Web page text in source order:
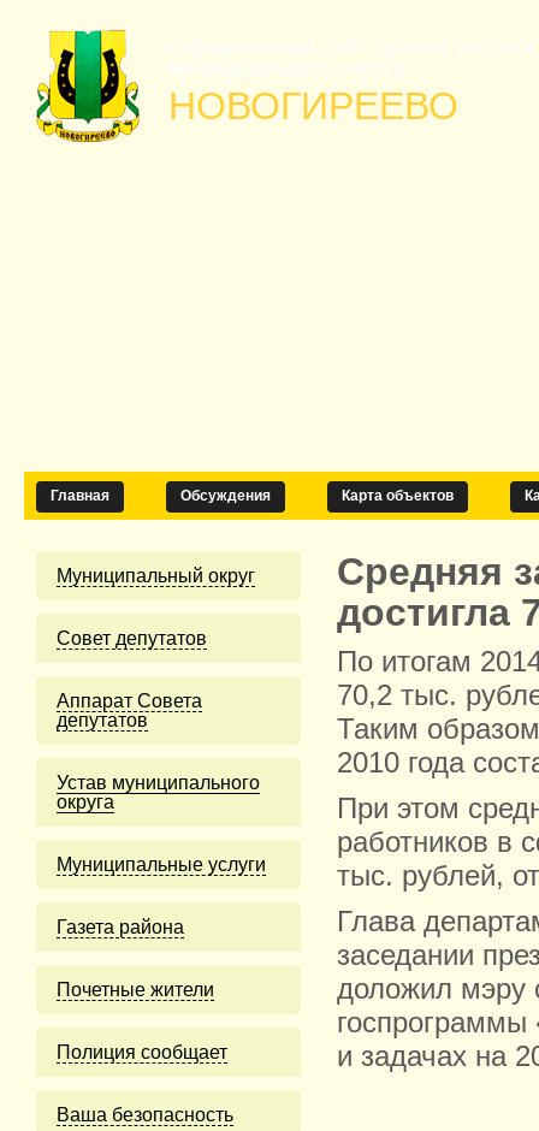
Официальный сайт органов
муниципального округа
НОВОГИРЕЕВО
Главная Обсуждения Карта объектов
Муниципальный округ
Cовет депутатов
Аппарат Совета
депутатов
Устав муниципального
округа
Муниципальные услуги
Газета района
Почетные жители
Полиция сообщает
Ваша безопасность
Средняя
достигла
По итогам
70,2 тыс.
Таким
2010 года
При этом
работников в
тыс. рублей,
Глава
заседании
доложил мэру
госпрограммы
и задачах на